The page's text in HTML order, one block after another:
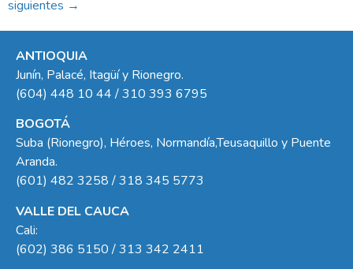
siguientes →
ANTIOQUIA
Junín, Palacé, Itagüí y Rionegro.
(604) 448 10 44 / 310 393 6795
BOGOTÁ
Suba (Rionegro), Héroes, Normandía,Teusaquillo y Puente
Aranda.
(601) 482 3258 / 318 345 5773
VALLE DEL CAUCA
Cali:
(602) 386 5150 / 313 342 2411